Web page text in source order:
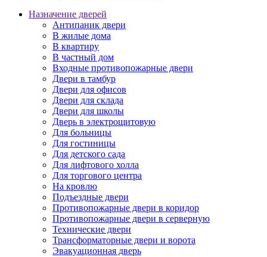
Назначение дверей
Антипаник двери
В жилые дома
В квартиру
В частный дом
Входные противопожарные двери
Двери в тамбур
Двери для офисов
Двери для склада
Двери для школы
Дверь в электрощитовую
Для больницы
Для гостиницы
Для детского сада
Для лифтового холла
Для торгового центра
На кровлю
Подъездные двери
Противопожарные двери в коридор
Противопожарные двери в серверную
Технические двери
Трансформаторные двери и ворота
Эвакуационная дверь